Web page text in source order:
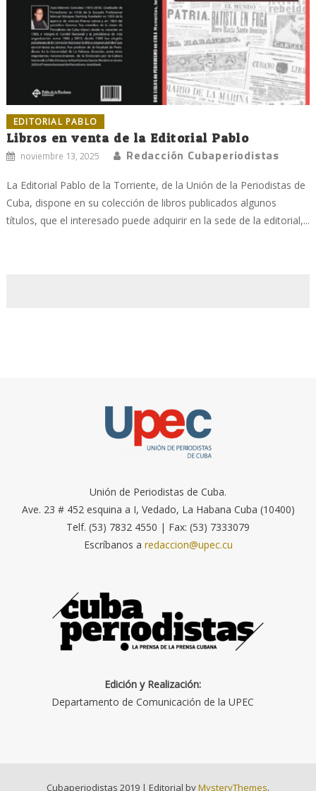
EDITORIAL PABLO
Libros en venta de la Editorial Pablo
noviembre 13, 2025 Redacción Cubaperiodistas
La Editorial Pablo de la Torriente, de la Unión de la Periodistas de
Cuba, dispone en su colección de libros publicados algunos
títulos, que el interesado puede adquirir en la sede de la editorial,...
Unión de Periodistas de Cuba.
Ave. 23 # 452 esquina a I, Vedado, La Habana Cuba (10400)
Telf. (53) 7832 4550 | Fax: (53) 7333079
Escríbanos a redaccion@upec.cu
Edición y Realización:
Departamento de Comunicación de la UPEC
Cubaperiodistas 2019 | Editorial byMysteryThemes.